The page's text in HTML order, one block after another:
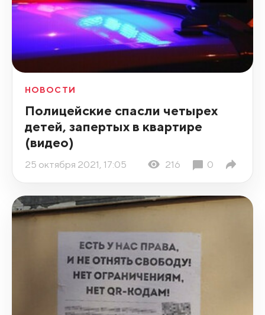
НОВОСТИ
Полицейские спасли четырех
детей, запертых в квартире
(видео)
25 октября 2021, 17:05 216 0